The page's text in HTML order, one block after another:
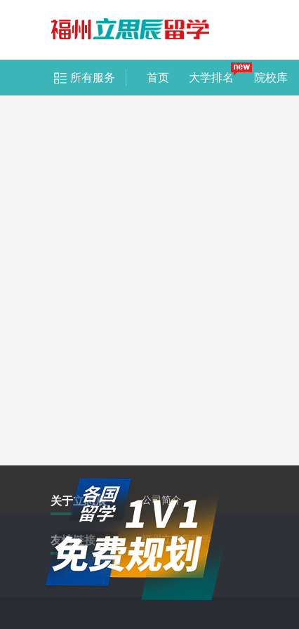
所有服务 首页 大学排名 院校库
关于立思辰 公司简介
友情链接 福州立思辰留学